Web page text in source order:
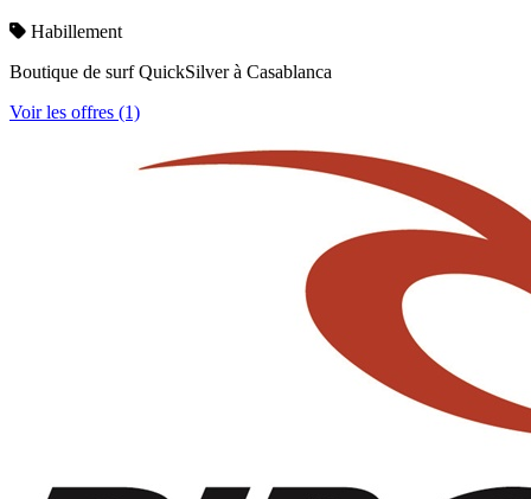
Habillement
Boutique de surf QuickSilver à Casablanca
Voir les offres (1)